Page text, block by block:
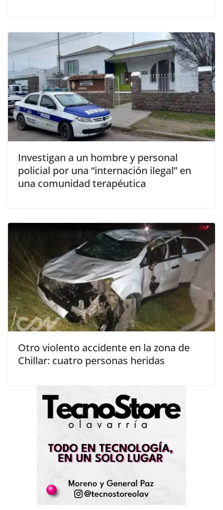
Investigan a un hombre y personal
policial por una “internación ilegal” en
una comunidad terapéutica
Otro violento accidente en la zona de
Chillar: cuatro personas heridas